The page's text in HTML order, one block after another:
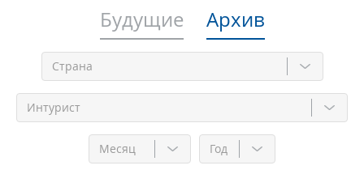
Будущие Архив
Месяц Год